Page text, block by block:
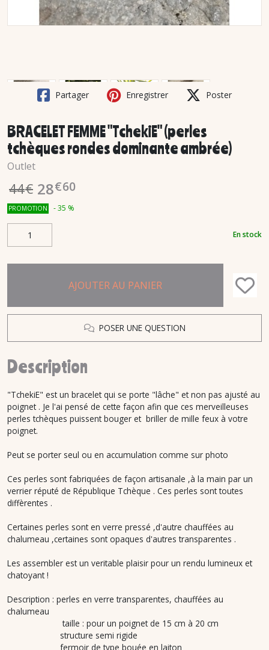
Partager Enregistrer Poster
BRACELET FEMME "TchekiE" (perles
tchèques rondes dominante ambrée)
Outlet
44€ 28€60
PROMOTION -35 %
En stock
AJOUTER AU PANIER
POSER UNE QUESTION
Description
"TchekiE" est un bracelet qui se porte "lâche" et non pas ajusté au
poignet . Je l'ai pensé de cette façon afin que ces merveilleuses
perles tchèques puissent bouger et briller de mille feux à votre
poignet.
Peut se porter seul ou en accumulation comme sur photo
Ces perles sont fabriquées de façon artisanale ,à la main par un
verrier réputé de République Tchèque . Ces perles sont toutes
diffèrentes .
Certaines perles sont en verre pressé ,d'autre chauffées au
chalumeau ,certaines sont opaques d'autres transparentes .
Les assembler est un veritable plaisir pour un rendu lumineux et
chatoyant !
Description : perles en verre transparentes, chauffées au
chalumeau
taille : pour un poignet de 15 cm à 20 cm
structure semi rigide
fermoir de type bouée en laiton